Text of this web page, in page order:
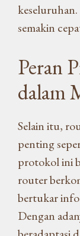
semakin
Peran
dalam
Selain itu,
penting
protokol ini
router
bertukar
Dengan